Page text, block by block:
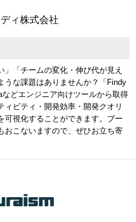
ィ株式会社
」「チームの変化・伸び代が見え
うな課題はありませんか？「Findy
どエンジニア向けツールから取得
ィビティ・開発効率・開発クオリ
可視化することができます。ブー
おこないますので、ぜひお立ち寄